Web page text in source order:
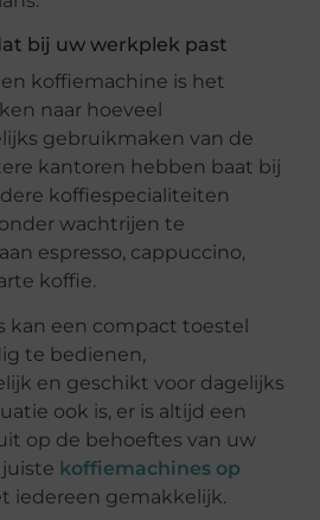
bij uw werkplek past
koffiemachine is het
naar hoeveel
gebruikmaken van de
kantoren hebben baat bij
koffiespecialiteiten
wachtrijen te
espresso, cappuccino,
koffie.
kan een compact toestel
te bedienen,
en geschikt voor dagelijks
ook is, er is altijd een
op de behoeftes van uw
koffiemachines op
iedereen gemakkelijk.